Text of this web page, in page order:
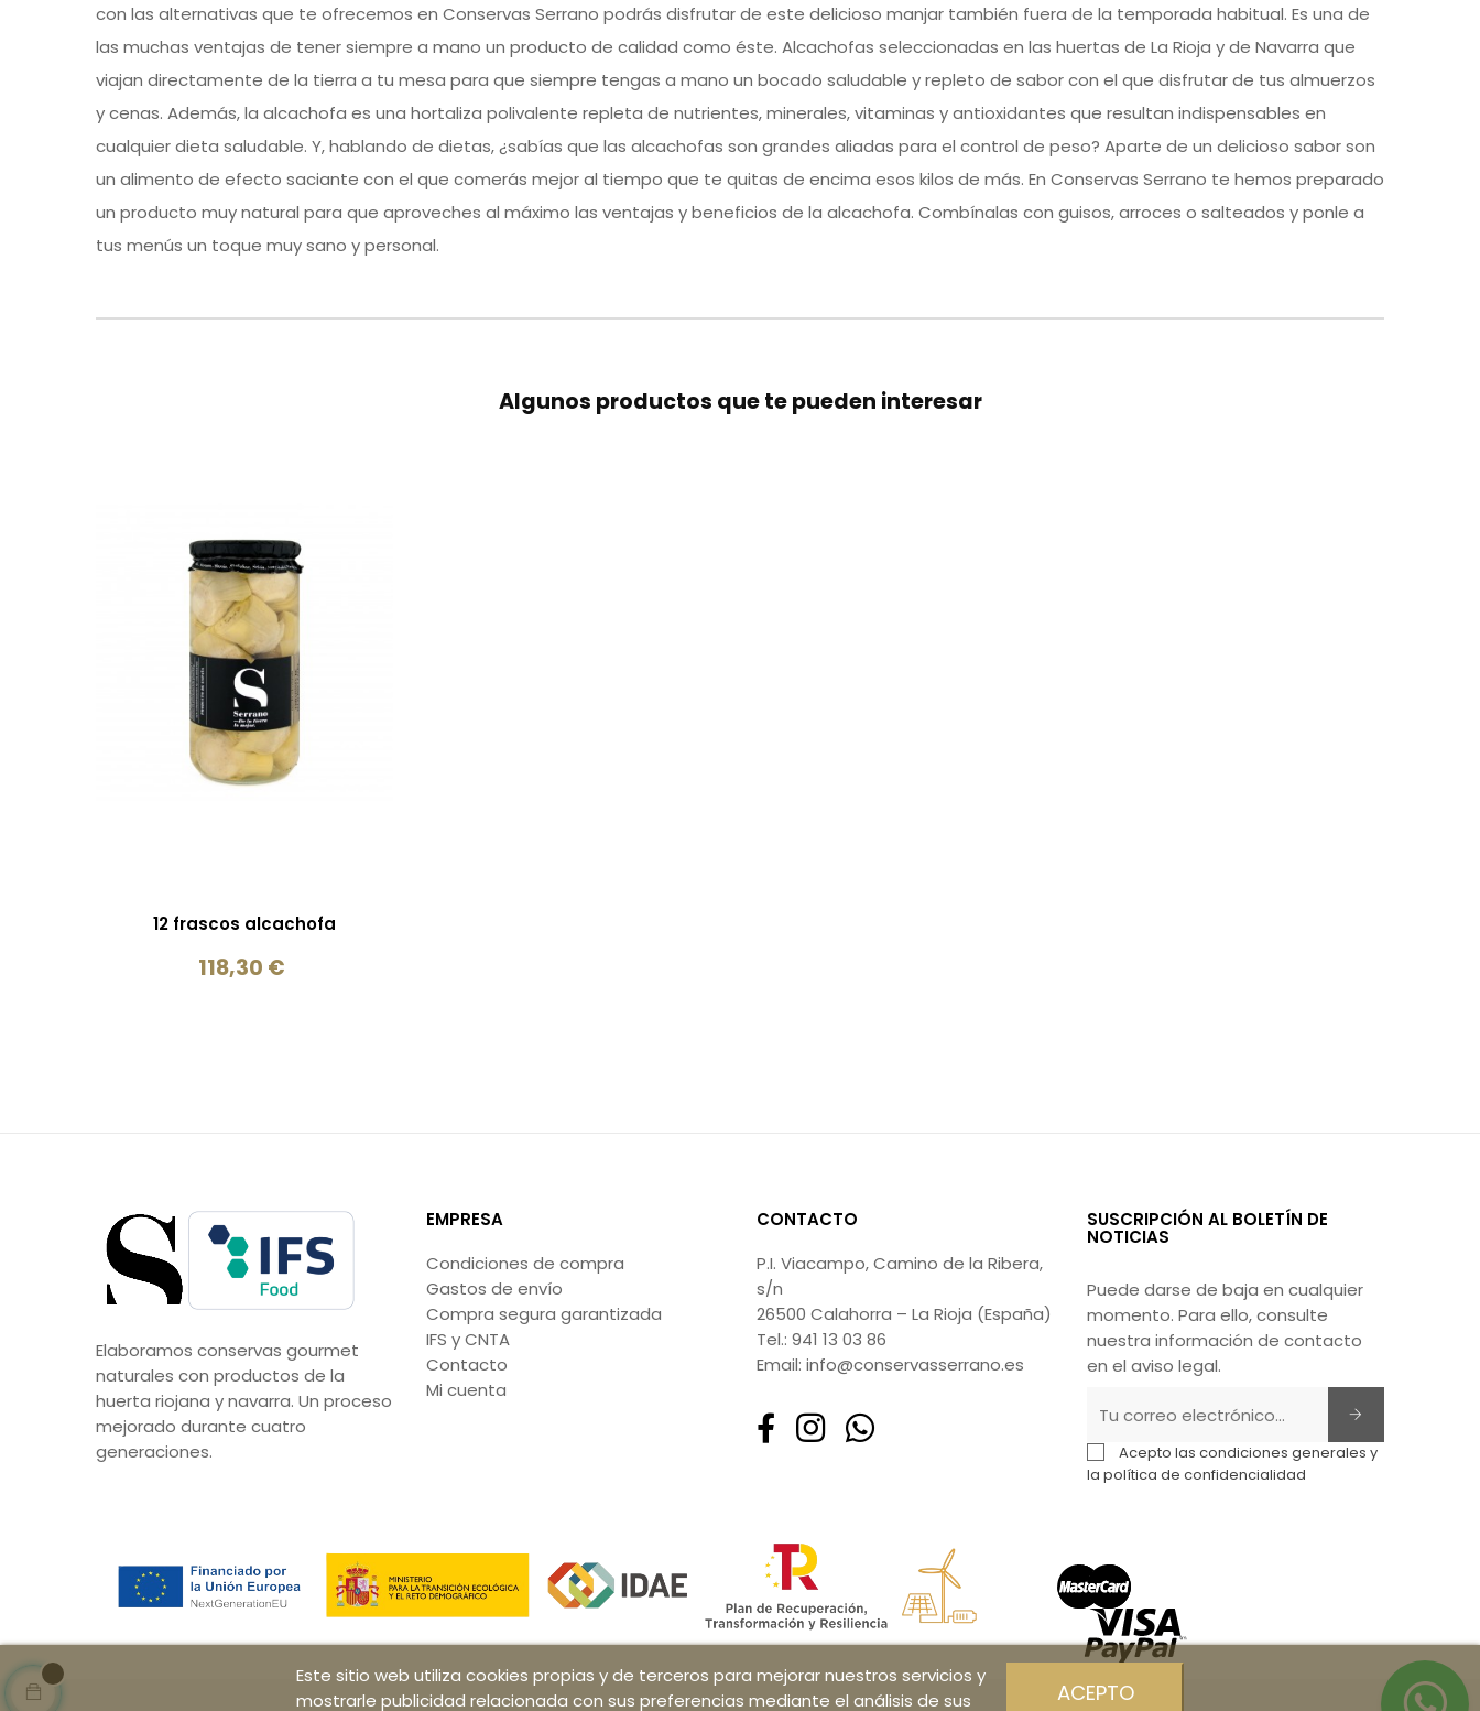
con las alternativas que te ofrecemos en Conservas Serrano podrás disfrutar de este delicioso manjar también fuera de la temporada habitual. Es una de
las muchas ventajas de tener siempre a mano un producto de calidad como éste. Alcachofas seleccionadas en las huertas de La Rioja y de Navarra que
viajan directamente de la tierra a tu mesa para que siempre tengas a mano un bocado saludable y repleto de sabor con el que disfrutar de tus almuerzos
y cenas. Además, la alcachofa es una hortaliza polivalente repleta de nutrientes, minerales, vitaminas y antioxidantes que resultan indispensables en
cualquier dieta saludable. Y, hablando de dietas, ¿sabías que las alcachofas son grandes aliadas para el control de peso? Aparte de un delicioso sabor son
un alimento de efecto saciante con el que comerás mejor al tiempo que te quitas de encima esos kilos de más. En Conservas Serrano te hemos preparado
un producto muy natural para que aproveches al máximo las ventajas y beneficios de la alcachofa. Combínalas con guisos, arroces o salteados y ponle a
tus menús un toque muy sano y personal.
Algunos productos que te pueden interesar
12 frascos alcachofa
Precio
118,30 €
Elaboramos conservas gourmet
naturales con productos de la
huerta riojana y navarra. Un proceso
mejorado durante cuatro
generaciones.
EMPRESA
Condiciones de compra
Gastos de envío
Compra segura garantizada
IFS y CNTA
Contacto
Mi cuenta
CONTACTO
P.I. Viacampo, Camino de la Ribera,
s/n
26500 Calahorra – La Rioja (España)
Tel.: 941 13 03 86
Email: info@conservasserrano.es
SUSCRIPCIÓN AL BOLETÍN DE
NOTICIAS
Puede darse de baja en cualquier
momento. Para ello, consulte
nuestra información de contacto
en el aviso legal.
Acepto las condiciones generales y
la política de confidencialidad
Este sitio web utiliza cookies propias y de terceros para mejorar nuestros servicios y
mostrarle publicidad relacionada con sus preferencias mediante el análisis de sus
ACEPTO